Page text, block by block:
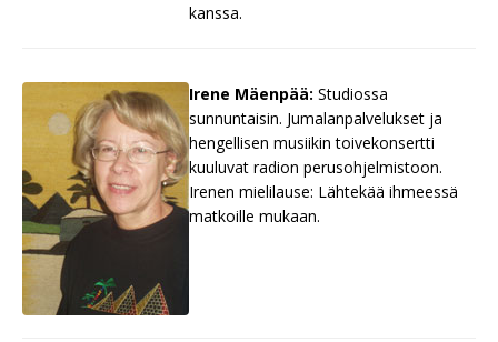
kanssa.
Irene Mäenpää: Studiossa
sunnuntaisin. Jumalanpalvelukset ja
hengellisen musiikin toivekonsertti
kuuluvat radion perusohjelmistoon.
Irenen mielilause: Lähtekää ihmeessä
matkoille mukaan.